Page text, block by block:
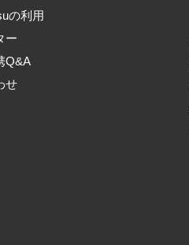
の利用
ー
Q&A
せ